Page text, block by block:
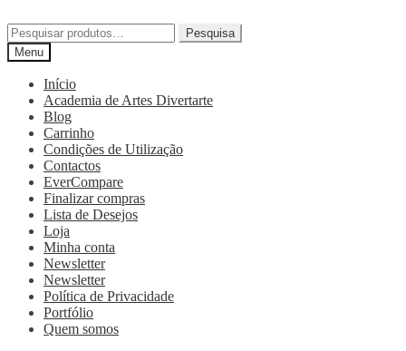
Pesquisa
Menu
Início
Academia de Artes Divertarte
Blog
Carrinho
Condições de Utilização
Contactos
EverCompare
Finalizar compras
Lista de Desejos
Loja
Minha conta
Newsletter
Newsletter
Política de Privacidade
Portfólio
Quem somos